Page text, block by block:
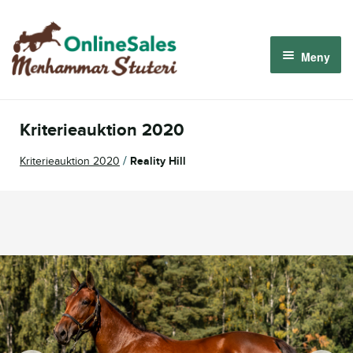
Hoppa
till
navigering
Hoppa
till
innehåll
Meny
Logga in
Kriterieauktion 2020
Kriterieauktion 2020 / Reality Hill